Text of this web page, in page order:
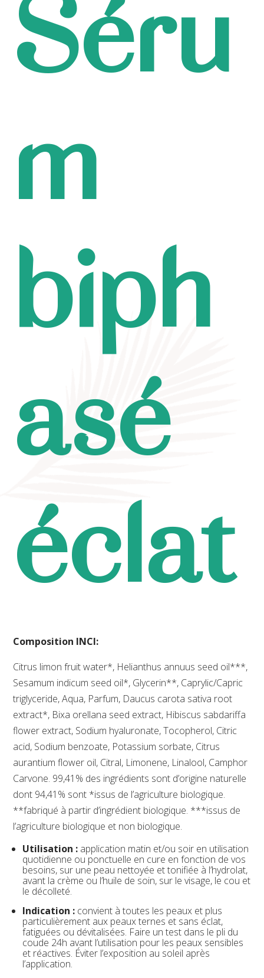
Séru
m
biph
asé
éclat
Composition INCI:
Citrus limon fruit water*, Helianthus annuus seed oil***,
Sesamum indicum seed oil*, Glycerin**, Caprylic/Capric
triglyceride, Aqua, Parfum, Daucus carota sativa root
extract*, Bixa orellana seed extract, Hibiscus sabdariffa
flower extract, Sodium hyaluronate, Tocopherol, Citric
acid, Sodium benzoate, Potassium sorbate, Citrus
aurantium flower oil, Citral, Limonene, Linalool, Camphor
Carvone. 99,41% des ingrédients sont d’origine naturelle
dont 94,41% sont *issus de l’agriculture biologique.
**fabriqué à partir d’ingrédient biologique. ***issus de
l’agriculture biologique et non biologique.
Utilisation : application matin et/ou soir en utilisation
quotidienne ou ponctuelle en cure en fonction de vos
besoins, sur une peau nettoyée et tonifiée à l’hydrolat,
avant la crème ou l’huile de soin, sur le visage, le cou et
le décolleté.
Indication : convient à toutes les peaux et plus
particulièrement aux peaux ternes et sans éclat,
fatiguées ou dévitalisées. Faire un test dans le pli du
coude 24h avant l’utilisation pour les peaux sensibles
et réactives. Éviter l’exposition au soleil après
l’application.